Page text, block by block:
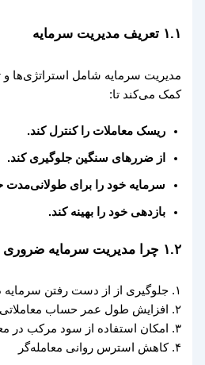
۱.۱ تعریف مدیریت سرمایه
مدیریت سرمایه شامل استراتژی‌ها و
کمک می‌کند تا:
ریسک معاملات را کنترل کند.
از ضررهای سنگین جلوگیری کند.
سرمایه خود را برای طولانی‌مدت
بازدهی خود را بهینه کند.
۱.۲ چرا مدیریت سرمایه ضروری است؟
۲. افزایش طول عمر حساب معاملاتی
۳. امکان استفاده از سود مرکب در معاملات
۴. کاهش استرس روانی معامله‌گر